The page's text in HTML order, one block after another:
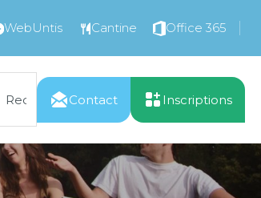
WebUntis Cantine Office 365
Contact Inscriptions